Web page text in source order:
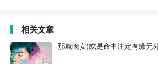
相关文章
那就晚安(或是命中注定有缘无